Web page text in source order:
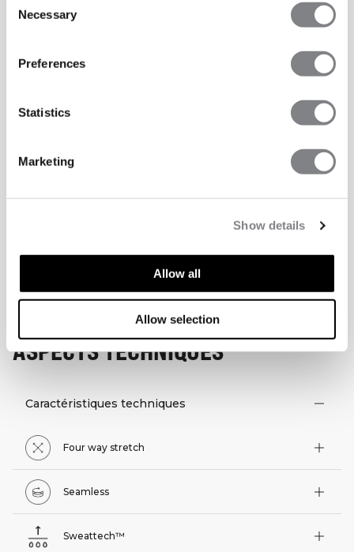
Selection
Necessary
Preferences
Statistics
Marketing
Show details
Allow all
Allow selection
ASPECTS TECHNIQUES
Caractéristiques techniques
Four way stretch
Seamless
Sweattech™